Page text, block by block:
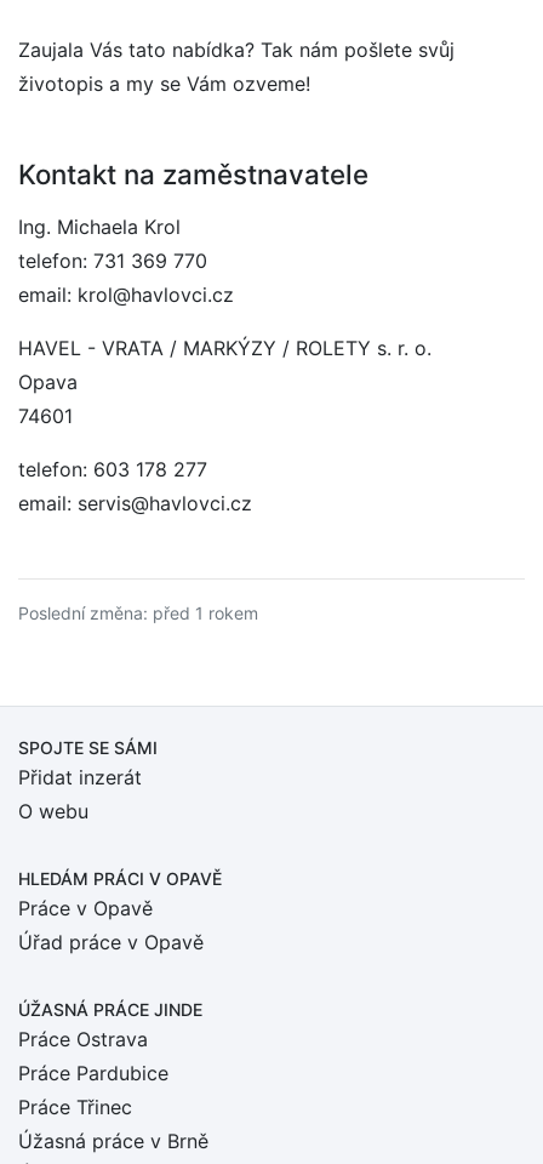
Zaujala Vás tato nabídka? Tak nám pošlete svůj
životopis a my se Vám ozveme!
Kontakt na zaměstnavatele
Ing. Michaela Krol
telefon: 731 369 770
email: krol@havlovci.cz
HAVEL - VRATA / MARKÝZY / ROLETY s. r. o.
Opava
74601
telefon: 603 178 277
email: servis@havlovci.cz
Poslední změna: před 1 rokem
SPOJTE SE SÁMI
Přidat inzerát
O webu
HLEDÁM PRÁCI V OPAVĚ
Práce v Opavě
Úřad práce v Opavě
ÚŽASNÁ PRÁCE JINDE
Práce Ostrava
Práce Pardubice
Práce Třinec
Úžasná práce v Brně